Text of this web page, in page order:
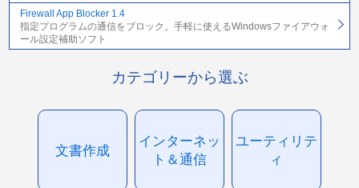
Firewall App Blocker 1.4
指定プログラムの通信をブロック。手軽に使えるWindowsファイアウォ
ール設定補助ソフト
カテゴリーから選ぶ
文書作成
インターネッ
ト＆通信
ユーティリテ
ィ